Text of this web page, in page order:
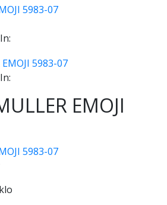
5983-07
EMOJI
5983-07